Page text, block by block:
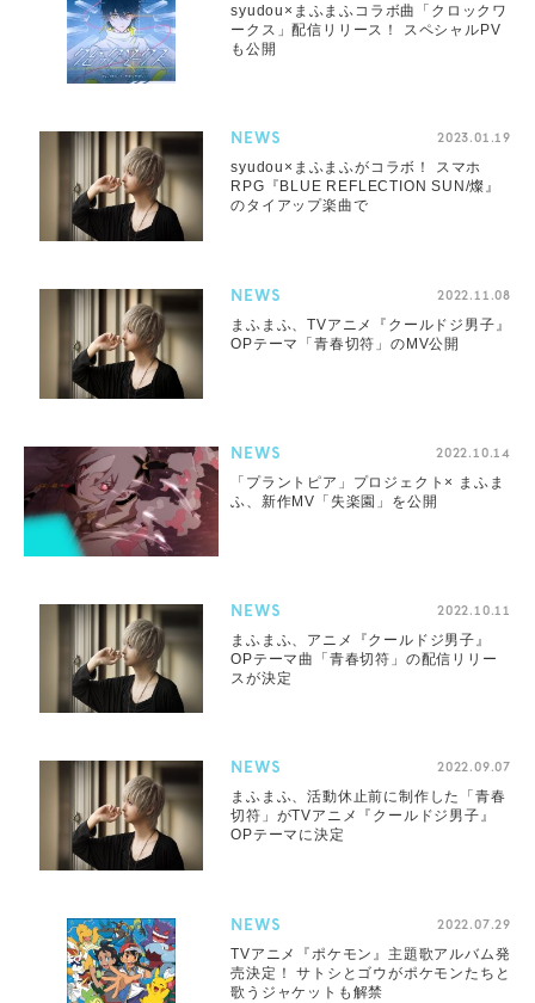
syudou×まふまふコラボ曲「クロックワ
ークス」配信リリース！ スペシャルPV
も公開
NEWS 2023.01.19
syudou×まふまふがコラボ！ スマホ
RPG『BLUE REFLECTION SUN/燦』
のタイアップ楽曲で
NEWS 2022.11.08
まふまふ、TVアニメ『クールドジ男子』
OPテーマ「青春切符」のMV公開
NEWS 2022.10.14
「プラントピア」プロジェクト× まふま
ふ、新作MV「失楽園」を公開
NEWS 2022.10.11
まふまふ、アニメ『クールドジ男子』
OPテーマ曲「青春切符」の配信リリー
スが決定
NEWS 2022.09.07
まふまふ、活動休止前に制作した「青春
切符」がTVアニメ『クールドジ男子』
OPテーマに決定
NEWS 2022.07.29
TVアニメ『ポケモン』主題歌アルバム発
売決定！ サトシとゴウがポケモンたちと
歌うジャケットも解禁